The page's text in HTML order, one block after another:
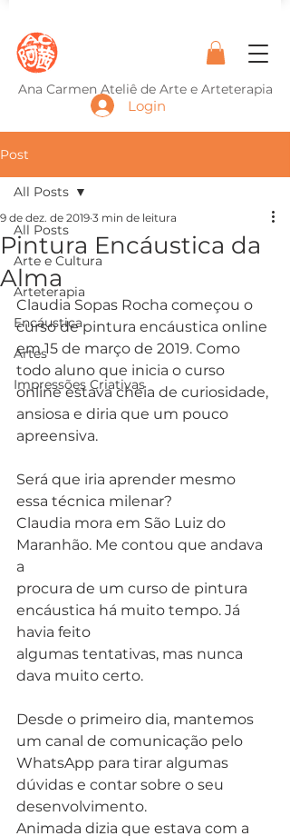
Ana Carmen Ateliê de Arte e Arteterapia
Login
Post
All Posts
Arte e Cultura
Arteterapia
Encáustica
Artes
Impressões Criativas
All Posts
Pintura Encáustica da
Alma
9 de dez. de 2019 3 min de leitura
Claudia Sopas Rocha começou o
curso de pintura encáustica online
em 15 de março de 2019. Como
todo aluno que inicia o curso
online estava cheia de curiosidade,
ansiosa e diria que um pouco
apreensiva.
Será que iria aprender mesmo
essa técnica milenar?
Claudia mora em São Luiz do
Maranhão. Me contou que andava
a
procura de um curso de pintura
encáustica há muito tempo. Já
havia feito
algumas tentativas, mas nunca
dava muito certo.
Desde o primeiro dia, mantemos
um canal de comunicação pelo
WhatsApp para tirar algumas
dúvidas e contar sobre o seu
desenvolvimento.
Animada dizia que estava com a